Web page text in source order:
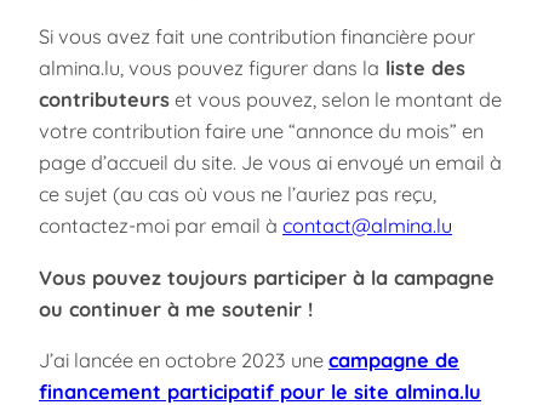
Si vous avez fait une contribution financière pour
almina.lu, vous pouvez figurer dans la liste des
contributeurs et vous pouvez, selon le montant de
votre contribution faire une “annonce du mois” en
page d’accueil du site. Je vous ai envoyé un email à
ce sujet (au cas où vous ne l’auriez pas reçu,
contactez-moi par email à contact@almina.lu
Vous pouvez toujours participer à la campagne
ou continuer à me soutenir !
J’ai lancée en octobre 2023 une campagne de
financement participatif pour le site almina.lu